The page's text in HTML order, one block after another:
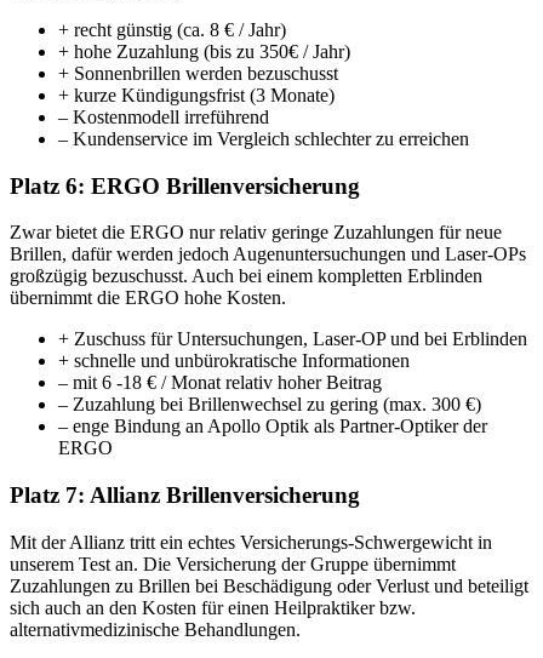
+ recht günstig (ca. 8 € / Jahr)
+ hohe Zuzahlung (bis zu 350€ / Jahr)
+ Sonnenbrillen werden bezuschusst
+ kurze Kündigungsfrist (3 Monate)
– Kostenmodell irreführend
– Kundenservice im Vergleich schlechter zu erreichen
Platz 6: ERGO Brillenversicherung
Zwar bietet die ERGO nur relativ geringe Zuzahlungen für neue
Brillen, dafür werden jedoch Augenuntersuchungen und Laser-OPs
großzügig bezuschusst. Auch bei einem kompletten Erblinden
übernimmt die ERGO hohe Kosten.
+ Zuschuss für Untersuchungen, Laser-OP und bei Erblinden
+ schnelle und unbürokratische Informationen
– mit 6 -18 € / Monat relativ hoher Beitrag
– Zuzahlung bei Brillenwechsel zu gering (max. 300 €)
– enge Bindung an Apollo Optik als Partner-Optiker der
ERGO
Platz 7: Allianz Brillenversicherung
Mit der Allianz tritt ein echtes Versicherungs-Schwergewicht in
unserem Test an. Die Versicherung der Gruppe übernimmt
Zuzahlungen zu Brillen bei Beschädigung oder Verlust und beteiligt
sich auch an den Kosten für einen Heilpraktiker bzw.
alternativmedizinische Behandlungen.